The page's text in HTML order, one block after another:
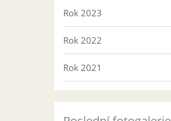
Rok 2023
Rok 2022
Rok 2021